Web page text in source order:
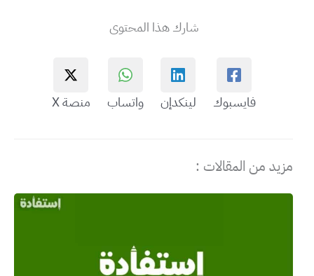
شارك هذا المحتوى
فايسبوك لينكدإن واتساب منصة X
مزيد من المقالات :